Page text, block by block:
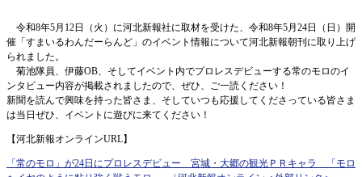
令和8年5月12日（火）に河北新報社に取材を受けた、令和8年5月24日（日）開
催「すまいるわんだーらんど」のイベント情報について河北新報朝刊に取り上げ
られました。
菊池隊員、伊藤OB、そしてイベント内でプロレスデビューする常のモロのイ
ンタビュー内容が掲載されましたので、ぜひ、ご一読ください！
新聞を読んで興味を持った皆さま、そしていつも応援してくださっている皆さま
は当日ぜひ、イベントに遊びに来てください！
【河北新報オンラインURL】
「常のモロ」が24日にプロレスデビュー 宮城・大郷の観光ＰＲキャラ 「モロ